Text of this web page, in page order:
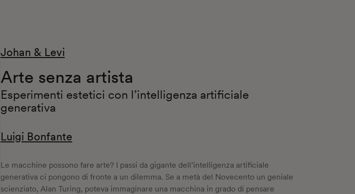
Johan & Levi
Arte senza artista
Esperimenti estetici con l’intelligenza artificiale
generativa
Luigi Bonfante
Le macchine possono fare arte? I passi da gigante dell’intelligenza artificiale
generativa ci pongono di fronte a un dilemma. Se a metà del Novecento un geniale
scienziato, Alan Turing, poteva immaginare una macchina in grado di pensare